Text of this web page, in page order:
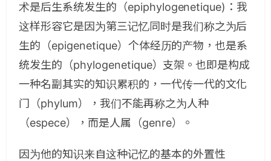
术是后生系统发生的（epiphylogenetique)：我
这样形容它是因为第三记忆同时是我们称之为后
生的（epigenetique）个体经历的产物，也是系
统发生的（phylogenetique）支架。也即是构成
一种名副其实的知识累积的，一代传一代的文化
门（phylum），我们不能再称之为人种
（espece），而是人属（genre）。
因为他的知识来自这种记忆的基本的外置性